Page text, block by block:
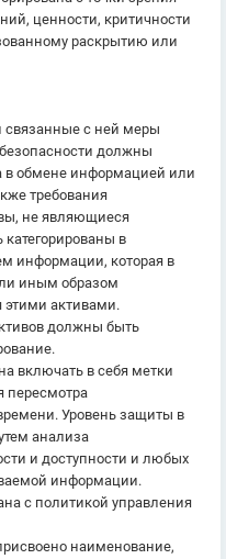
ценности, критичности
раскрытию или
связанные с ней меры
должны
в обмене информацией или
требования
не являющиеся
в
информации, которая в
иным образом
этими активами.
должны быть
включать в себя метки
пересмотра
Уровень защиты в
анализа
и доступности и любых
информации.
с политикой управления
наименование,